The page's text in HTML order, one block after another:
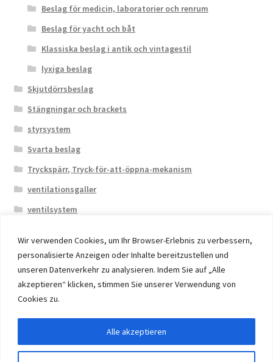
Wir verwenden Cookies, um Ihr Browser-Erlebnis zu verbessern,
personalisierte Anzeigen oder Inhalte bereitzustellen und
unseren Datenverkehr zu analysieren. Indem Sie auf „Alle
akzeptieren“ klicken, stimmen Sie unserer Verwendung von
Cookies zu.
Alle akzeptieren
Beslag för medicin, laboratorier och renrum
Beslag för yacht och båt
Klassiska beslag i antik och vintagestil
lyxiga beslag
Skjutdörrsbeslag
Stängningar och brackets
styrsystem
Svarta beslag
Tryckspärr, Tryck-för-att-öppna-mekanism
ventilationsgaller
ventilsystem
© 2026 Eruon Trade UG, Germany, member of the ERUON